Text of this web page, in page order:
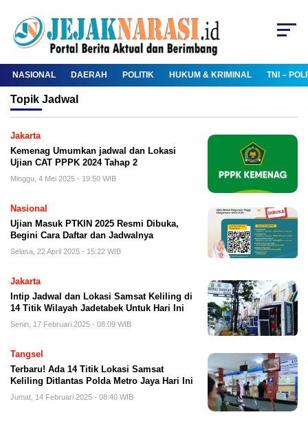
NASIONAL DAERAH POLITIK HUKUM & KRIMINAL TNI –
Topik Jadwal
Jakarta
Kemenag Umumkan jadwal dan Lokasi
Ujian CAT PPPK 2024 Tahap 2
Minggu, 4 Mei 2025 - 19:50 WIB
Nasional
Ujian Masuk PTKIN 2025 Resmi Dibuka,
Begini Cara Daftar dan Jadwalnya
Selasa, 22 April 2025 - 15:22 WIB
Jakarta
Intip Jadwal dan Lokasi Samsat Keliling di
14 Titik Wilayah Jadetabek Untuk Hari Ini
Senin, 17 Februari 2025 - 08:09 WIB
Tangsel
Terbaru! Ada 14 Titik Lokasi Samsat
Keliling Ditlantas Polda Metro Jaya Hari Ini
Jumat, 14 Februari 2025 - 08:40 WIB